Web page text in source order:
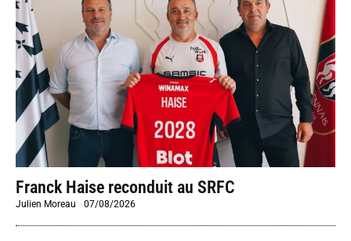
Franck Haise reconduit au SRFC
Julien Moreau -07/08/2026